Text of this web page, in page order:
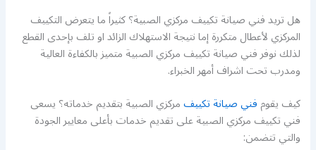
هل تريد فني صيانة تكييف مركزي الصبية؟ كثيراً ما يتعرض التكييف
المركزي لأعطال متكررة إما نتيجة الاستهلاك الزائد او تلف بإحدى القطع
لذلك نوفر فني صيانة تكييف مركزي الصبية متميز بالكفاءة العالية
ومدرب تحت اشراف أمهر الخبراء.
كيف يقومفني صيانة تكييفمركزي الصبية بتقديم خدماته؟ يسعى
فني تكييف مركزي الصبية على تقديم خدمات بأعلى معايير الجودة
والتي تتضمن: